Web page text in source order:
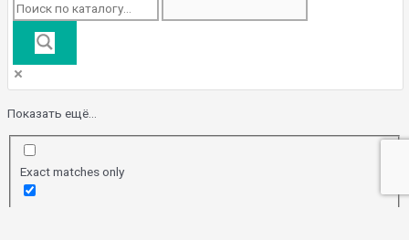
Показать ещё...
Exact matches only